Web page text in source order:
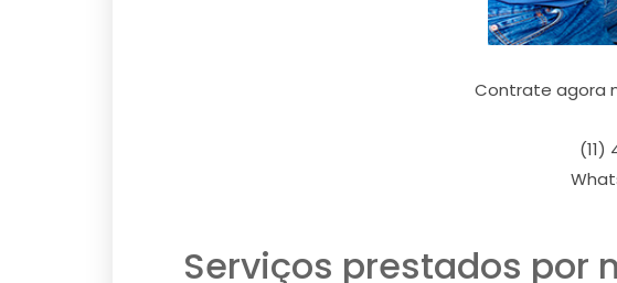
Contrate agora
(11)
Serviços prestados por